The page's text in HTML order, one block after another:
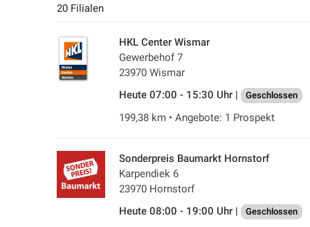
20 Filialen
HKL Center Wismar
Gewerbehof 7
23970 Wismar
Heute 07:00 - 15:30 Uhr |
Geschlossen
199,38 km • Angebote: 1 Prospekt
Sonderpreis Baumarkt Hornstorf
Karpendiek 6
23970 Hornstorf
Heute 08:00 - 19:00 Uhr |
Geschlossen